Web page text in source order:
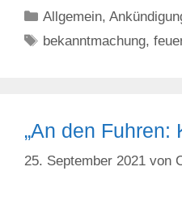
Kategorien
Allgemein,
Schlagwörter
bekanntmachung,
„An den Fuhren:
25. September 2021 von